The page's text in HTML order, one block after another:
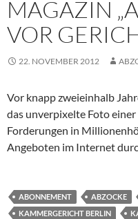
MAGAZIN
VOR
22. NOVEMBER 2012
Vor knapp zweieinhalb
das unverpixelte Foto einer
Forderungen in
Angeboten im Internet
ABONNEMENT ABZOCKE
KAMMERGERICHT BERLIN